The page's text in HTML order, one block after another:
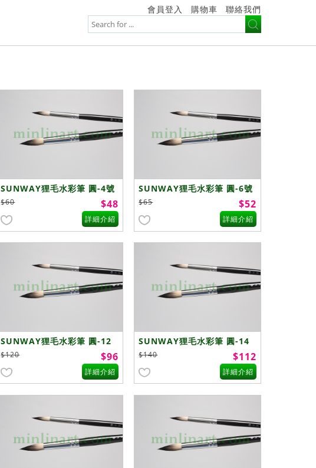
會員登入 購物車 聯絡我們
SUNWAY狸毛水彩筆 圓-4號
$60 $48
詳細介紹
SUNWAY狸毛水彩筆 圓-6號
$65 $52
詳細介紹
SUNWAY狸毛水彩筆 圓-12
號
$120 $96
詳細介紹
SUNWAY狸毛水彩筆 圓-14
號
$140 $112
詳細介紹